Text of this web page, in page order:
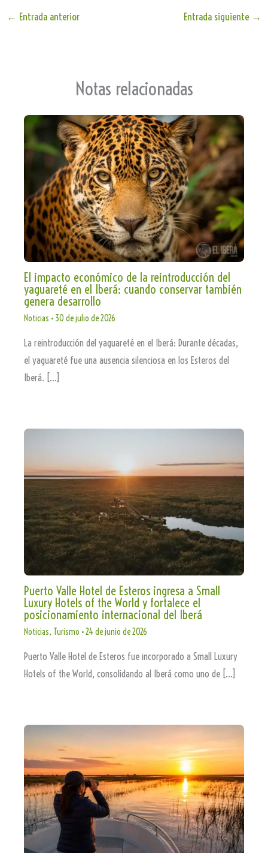
te
← Entrada anterior Entrada siguiente →
Notas relacionadas
El impacto económico de la reintroducción del
yaguareté en el Iberá: cuando conservar también
genera desarrollo
Noticias • 30 de julio de 2026
La reintroducción del yaguareté en el Iberá: Durante décadas,
el yaguareté fue una ausencia silenciosa en los Esteros del
Iberá. […]
Puerto Valle Hotel de Esteros ingresa a Small
Luxury Hotels of the World y fortalece el
posicionamiento internacional del Iberá
Noticias, Turismo •24 de junio de 2026
Puerto Valle Hotel de Esteros fue incorporado a Small Luxury
Hotels of the World, consolidando al Iberá como uno de […]